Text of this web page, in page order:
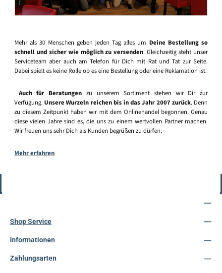
Mehr als 30 Menschen geben jeden Tag alles um Deine Bestellung so
schnell und sicher wie möglich zu versenden. Gleichzeitig steht unser
Serviceteam aber auch am Telefon für Dich mit Rat und Tat zur Seite.
Dabei spielt es keine Rolle ob es eine Bestellung oder eine Reklamation ist.
Auch für Beratungen zu unserem Sortiment stehen wir Dir zur
Verfügung. Unsere Wurzeln reichen bis in das Jahr 2007 zurück. Denn
zu diesem Zeitpunkt haben wir mit dem Onlinehandel begonnen. Genau
diese vielen Jahre sind es, die uns zu einem wertvollen Partner machen.
Wir freuen uns sehr Dich als Kunden begrüßen zu dürfen.
Mehr erfahren
Shop Service
Informationen
Zahlungsarten